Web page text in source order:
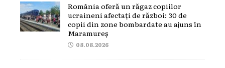
România oferă un răgaz copiilor
ucraineni afectați de război: 30 de
copii din zone bombardate au ajuns în
Maramureș
08.08.2026